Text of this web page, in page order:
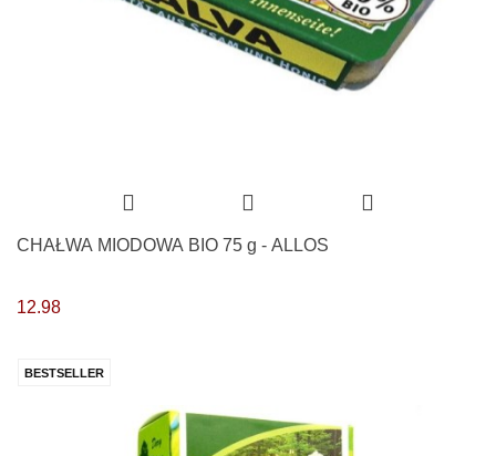
CHAŁWA MIODOWA BIO 75 g - ALLOS
12.98
BESTSELLER